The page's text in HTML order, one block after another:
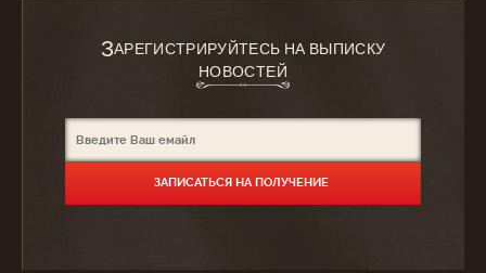
ЗАРЕГИСТРИРУЙТЕСЬ НА ВЫПИСКУ
НОВОСТЕЙ